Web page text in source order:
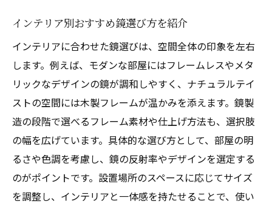
インテリア別おすすめ鏡選び方を紹介
インテリアに合わせた鏡選びは、空間全体の印象を左右
します。例えば、モダンな部屋にはフレームレスやメタ
リックなデザインの鏡が調和しやすく、ナチュラルテイ
ストの空間には木製フレームが温かみを添えます。鏡製
造の段階で選べるフレーム素材や仕上げ方法も、選択肢
の幅を広げています。具体的な選び方として、部屋の明
るさや色調を考慮し、鏡の反射率やデザインを選定する
のがポイントです。設置場所のスペースに応じてサイズ
を調整し、インテリアと一体感を持たせることで、使い